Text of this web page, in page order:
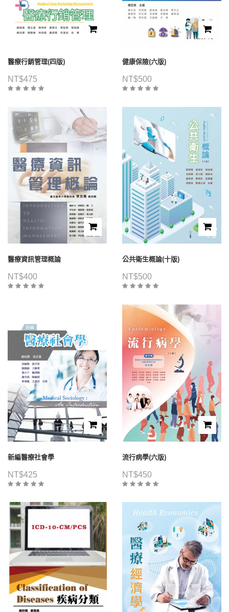
醫療行銷管理(四版)
NT$475
健康保險(六版)
NT$500
醫療資訊管理概論
NT$400
公共衛生概論(十版)
NT$500
新編醫療社會學
NT$425
流行病學(六版)
NT$450